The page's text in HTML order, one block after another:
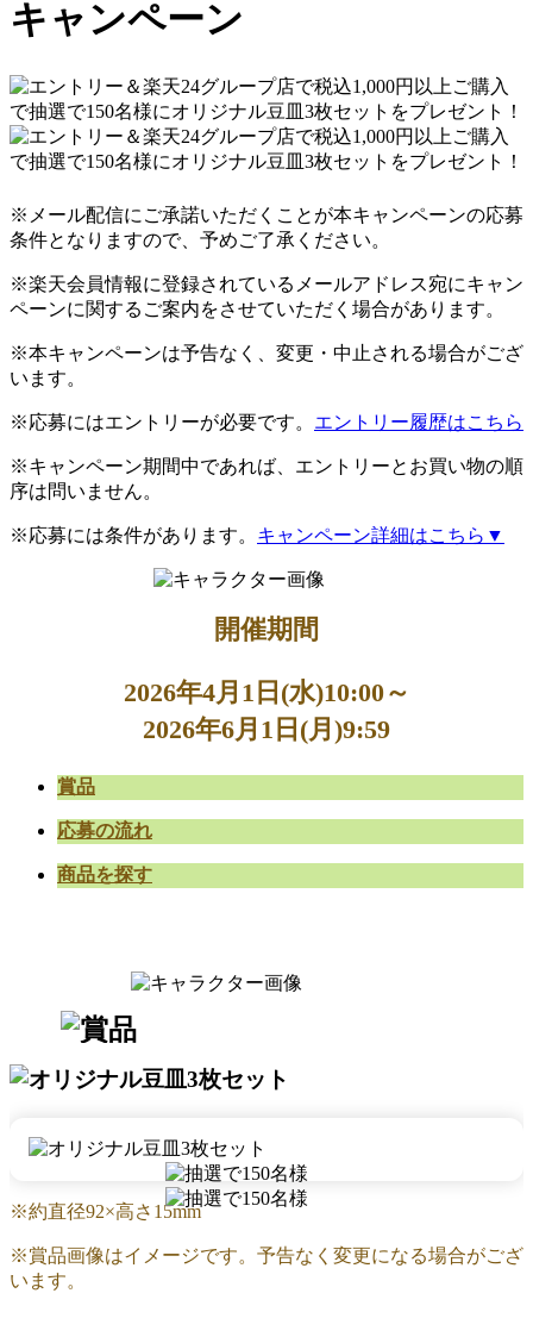
※メール配信にご承諾いただくことが本キャンペーンの応募
条件となりますので、予めご了承ください。
※楽天会員情報に登録されているメールアドレス宛にキャン
ペーンに関するご案内をさせていただく場合があります。
※本キャンペーンは予告なく、変更・中止される場合がござ
います。
※応募にはエントリーが必要です。 エントリー履歴はこちら
※キャンペーン期間中であれば、エントリーとお買い物の順
序は問いません。
※応募には条件があります。 キャンペーン詳細はこちら▼
開催期間
2026年4月1日(水)10:00～
2026年6月1日(月)9:59
賞品
応募の流れ
商品を探す
※約直径92×高さ15mm
※賞品画像はイメージです。予告なく変更になる場合がござ
います。